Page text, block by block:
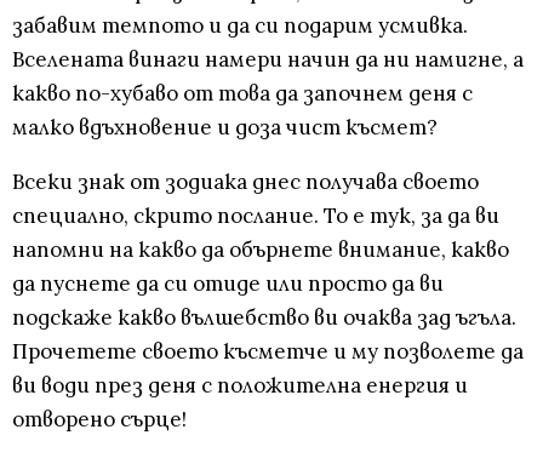
забавим темпото и да си подарим усмивка.
Вселената винаги намери начин да ни намигне, а
какво по-хубаво от това да започнем деня с
малко вдъхновение и доза чист късмет?
Всеки знак от зодиака днес получава своето
специално, скрито послание. То е тук, за да ви
напомни на какво да обърнете внимание, какво
да пуснете да си отиде или просто да ви
подскаже какво вълшебство ви очаква зад ъгъла.
Прочетете своето късметче и му позволете да
ви води през деня с положителна енергия и
отворено сърце!